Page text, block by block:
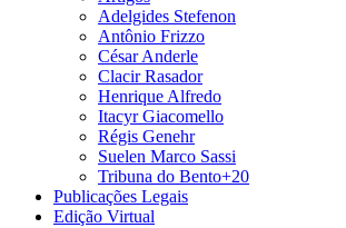
Adelgides Stefenon
Antônio Frizzo
César Anderle
Clacir Rasador
Henrique Alfredo
Itacyr Giacomello
Régis Genehr
Suelen Marco Sassi
Tribuna do Bento+20
Publicações Legais
Edição Virtual